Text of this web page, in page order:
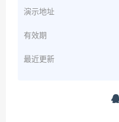
演示地址
有效期
最近更新